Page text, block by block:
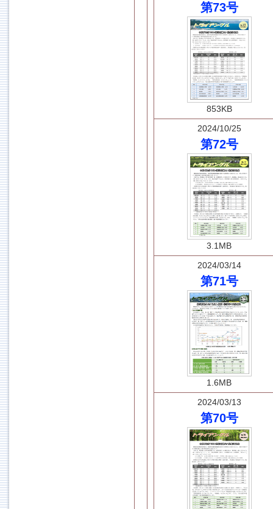
第73号
853KB
2024/10/25
第72号
3.1MB
2024/03/14
第71号
1.6MB
2024/03/13
第70号